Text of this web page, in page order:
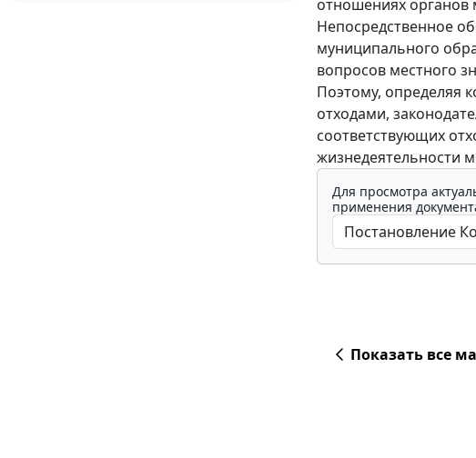
отношениях органов
Непосредственное
муниципального
вопросов местного
Поэтому, определяя
отходами,
соответствующих
жизнедеятельности
Для просмотра
применения
Показать все